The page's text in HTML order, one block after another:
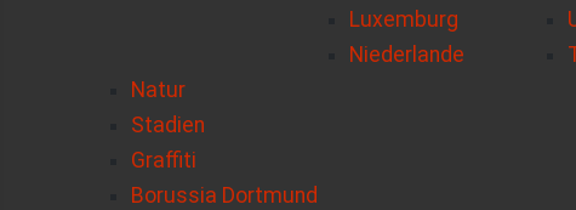
Luxemburg
Niederlande
Natur
Stadien
Graffiti
Borussia Dortmund